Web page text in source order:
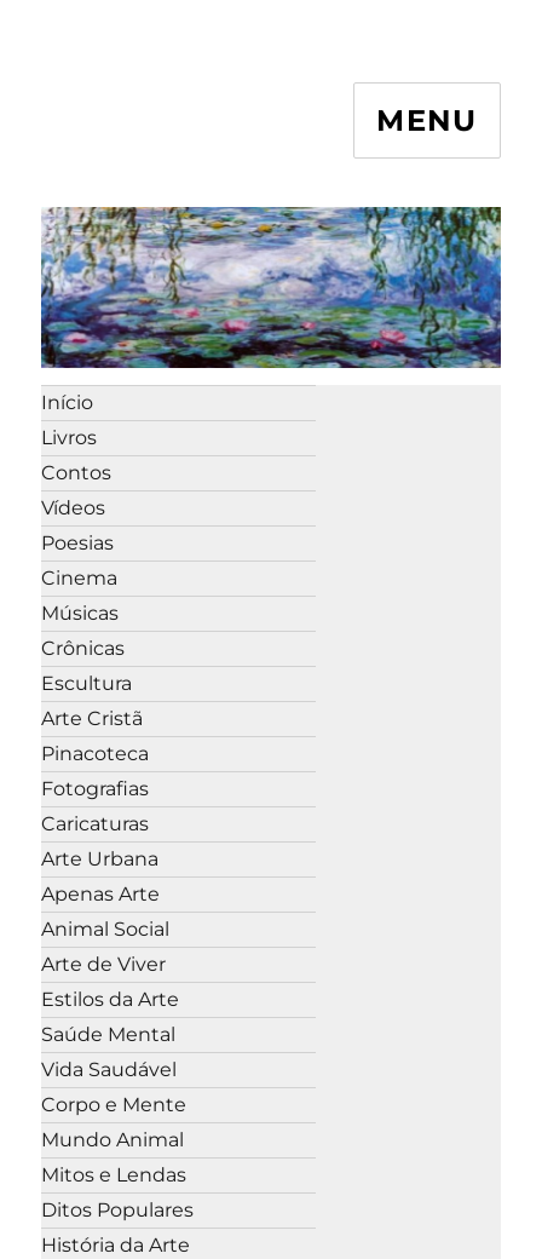
MENU
Início
Livros
Contos
Vídeos
Poesias
Cinema
Músicas
Crônicas
Escultura
Arte Cristã
Pinacoteca
Fotografias
Caricaturas
Arte Urbana
Apenas Arte
Animal Social
Arte de Viver
Estilos da Arte
Saúde Mental
Vida Saudável
Corpo e Mente
Mundo Animal
Mitos e Lendas
Ditos Populares
História da Arte